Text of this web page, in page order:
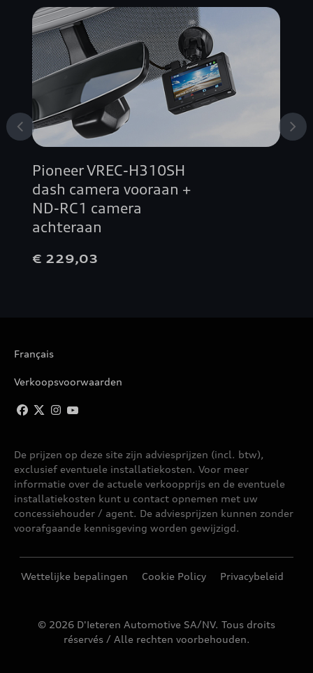
Pioneer VREC-H310SH
dash camera vooraan +
ND-RC1 camera
achteraan
€ 229,03
Français
Verkoopsvoorwaarden
De prijzen op deze site zijn adviesprijzen (incl. btw),
exclusief eventuele installatiekosten. Voor meer
informatie over de actuele verkoopprijs en de eventuele
installatiekosten kunt u contact opnemen met uw
concessiehouder / agent. De adviesprijzen kunnen zonder
voorafgaande kennisgeving worden gewijzigd.
Wettelijke bepalingen Cookie Policy Privacybeleid
© 2026 D'Ieteren Automotive SA/NV. Tous droits
réservés / Alle rechten voorbehouden.